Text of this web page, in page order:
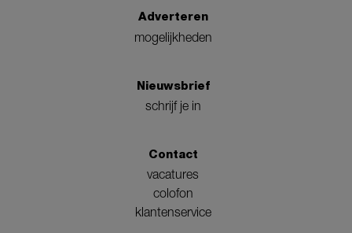
Adverteren
mogelijkheden
Nieuwsbrief
schrijf je in
Contact
vacatures
colofon
klantenservice